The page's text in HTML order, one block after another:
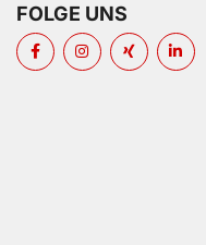
FOLGE UNS